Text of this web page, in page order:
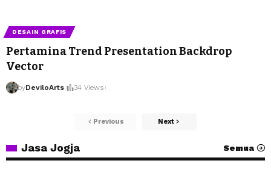
DESAIN GRAFIS
Pertamina Trend Presentation Backdrop
Vector
byDeviloArts 34 Views
Previous Next
Jasa Jogja Semua